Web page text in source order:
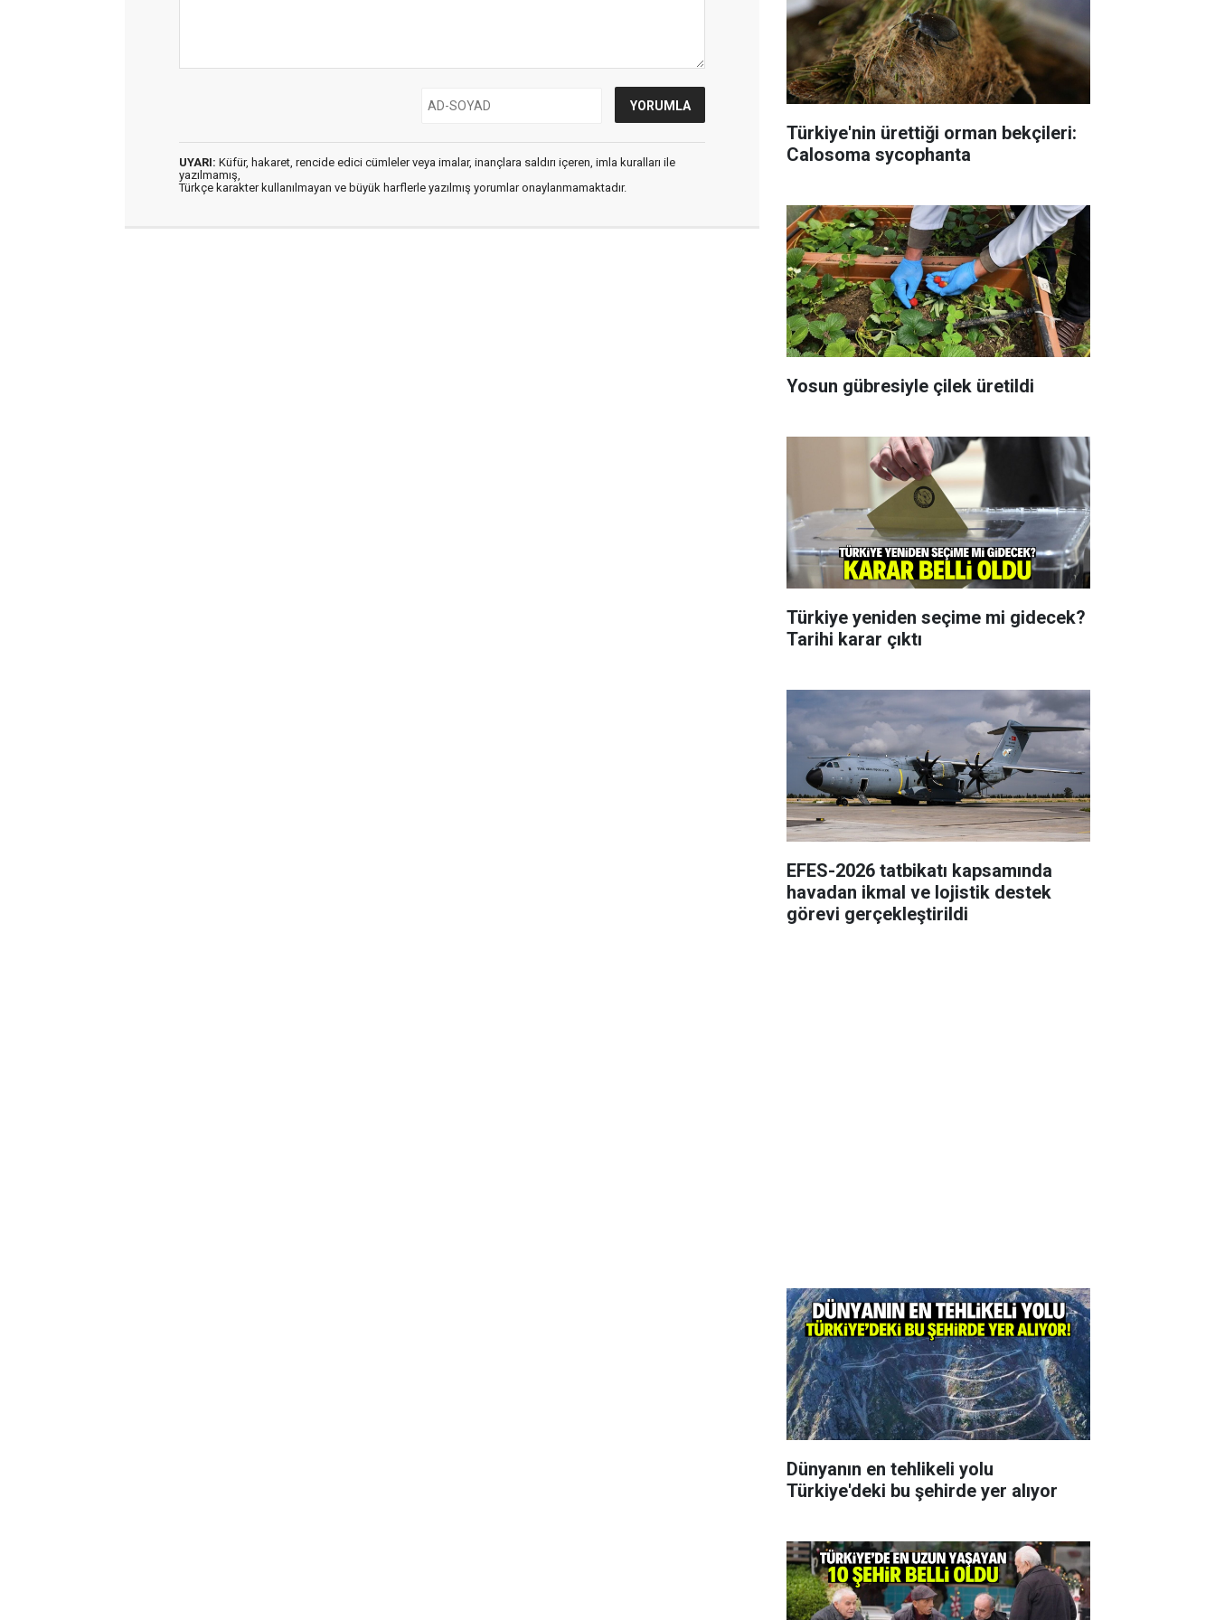
UYARI: Küfür, hakaret, rencide edici cümleler veya imalar, inançlara saldırı içeren, imla kuralları ile
yazılmamış,
Türkçe karakter kullanılmayan ve büyük harflerle yazılmış yorumlar onaylanmamaktadır.
Türkiye'nin ürettiği orman bekçileri:
Calosoma sycophanta
Yosun gübresiyle çilek üretildi
Türkiye yeniden seçime mi gidecek?
Tarihi karar çıktı
EFES-2026 tatbikatı kapsamında
havadan ikmal ve lojistik destek
görevi gerçekleştirildi
Dünyanın en tehlikeli yolu
Türkiye'deki bu şehirde yer alıyor